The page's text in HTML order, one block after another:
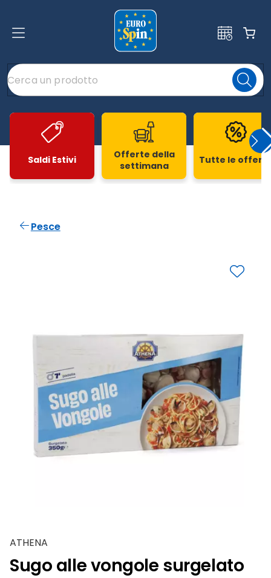
Saldi Estivi
Offerte della
settimana
Tutte le
Pesce
ATHENA
Sugo alle vongole surgelato